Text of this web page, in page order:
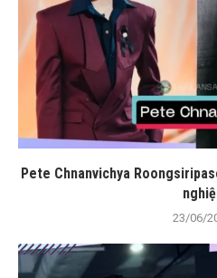
Pete Chnanvichya
23/06/